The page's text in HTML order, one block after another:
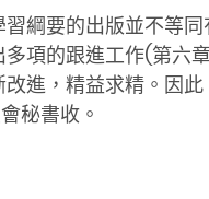
綱要的出版並不等
項的跟進工作(第
進，精益求精。因
秘書收。